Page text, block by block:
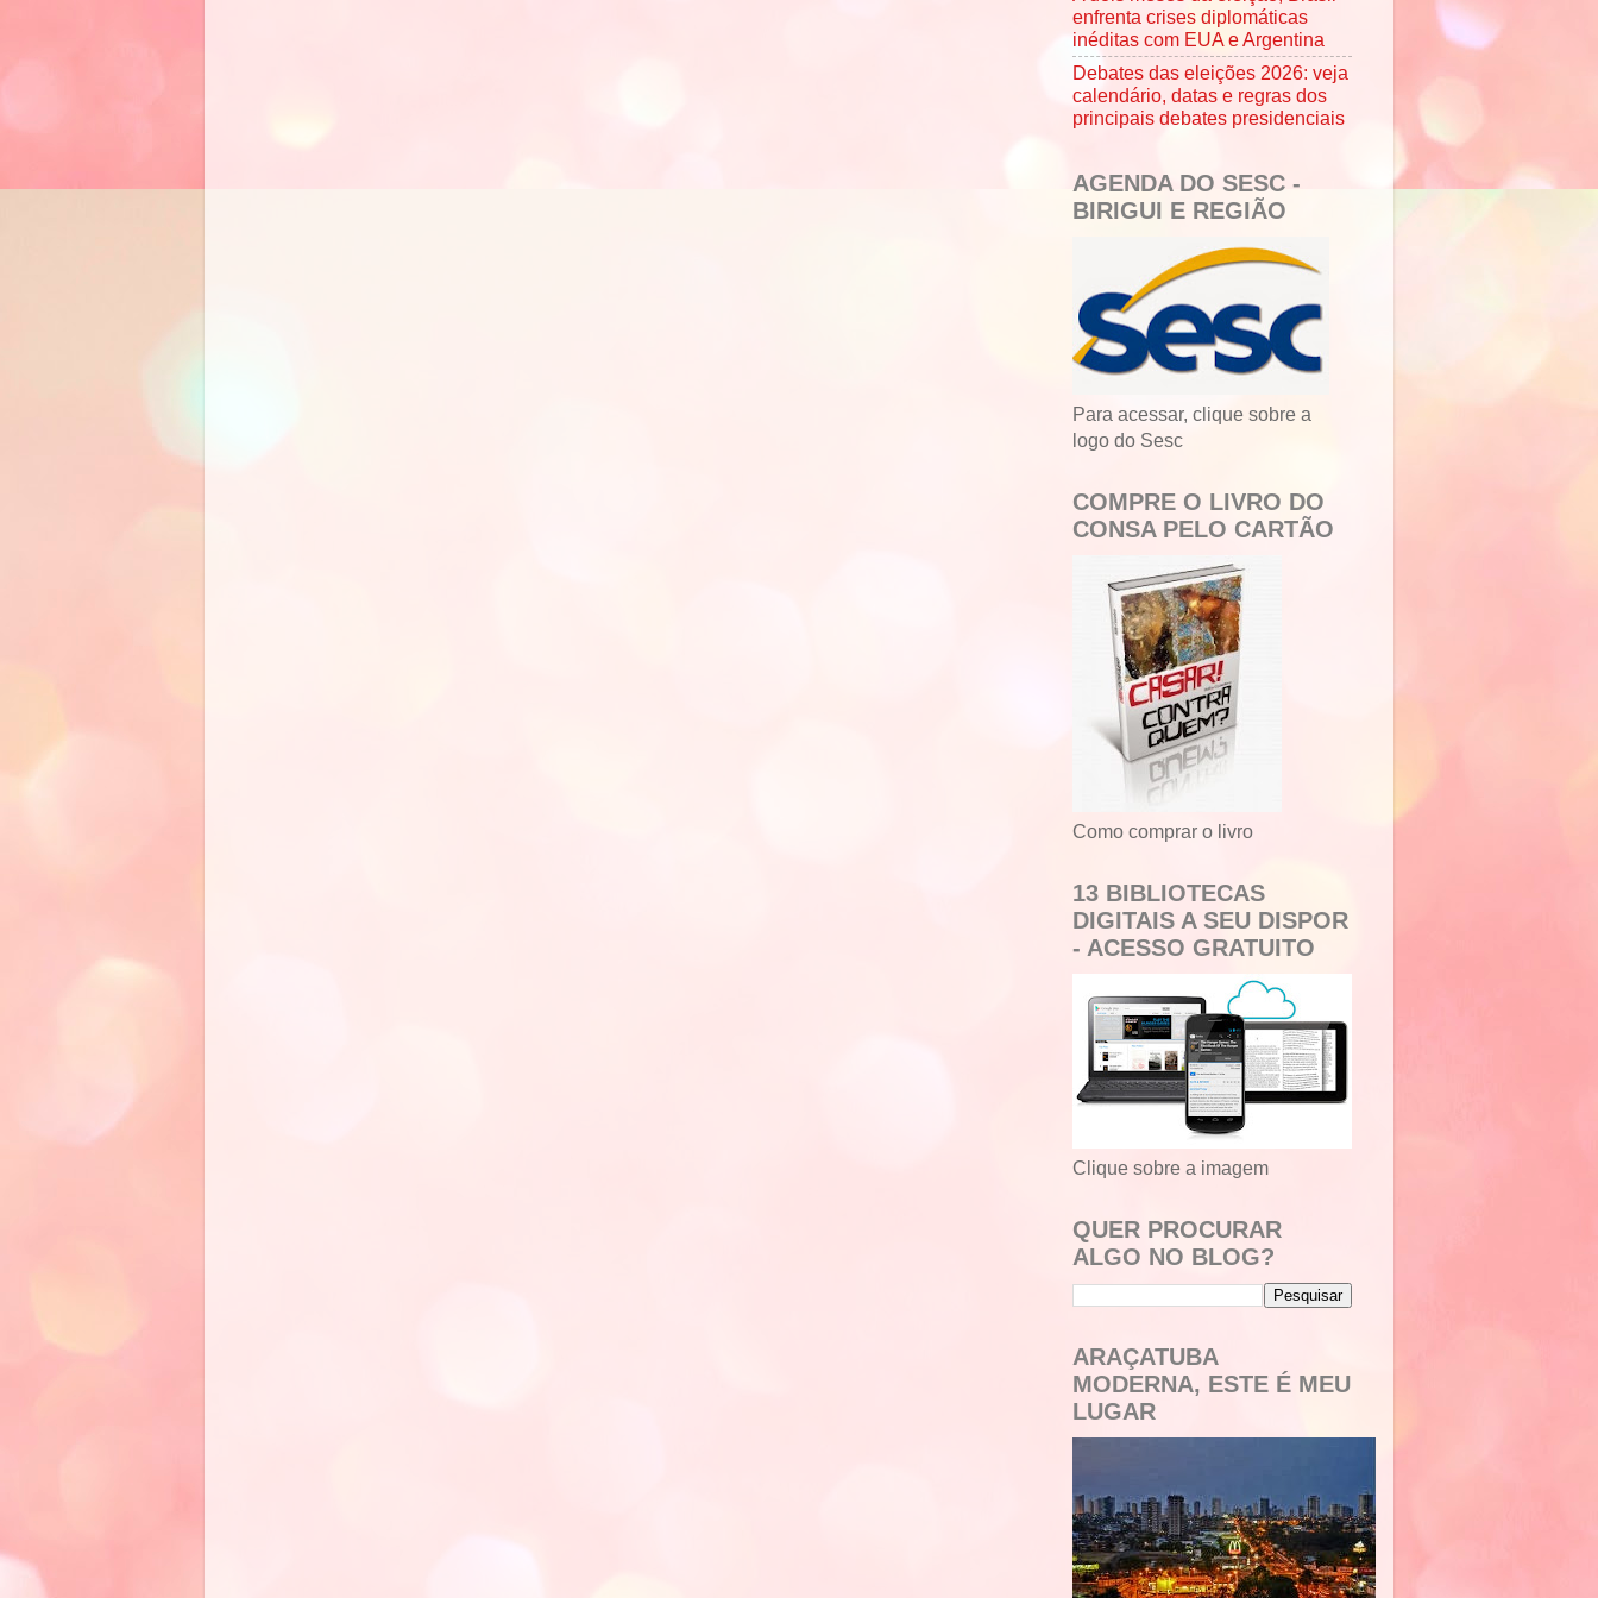
enfrenta crises diplomáticas
inéditas com EUA e Argentina
Debates das eleições 2026: veja
calendário, datas e regras dos
principais debates presidenciais
AGENDA DO SESC -
BIRIGUI E REGIÃO
Para acessar, clique sobre a
logo do Sesc
COMPRE O LIVRO DO
CONSA PELO CARTÃO
Como comprar o livro
13 BIBLIOTECAS
DIGITAIS A SEU DISPOR
- ACESSO GRATUITO
Clique sobre a imagem
QUER PROCURAR
ALGO NO BLOG?
ARAÇATUBA
MODERNA, ESTE É MEU
LUGAR